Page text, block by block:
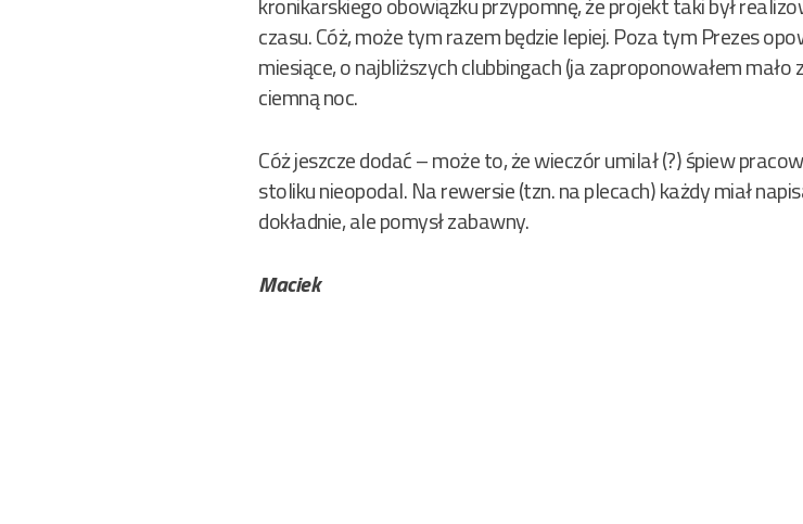
czasu. Cóż, może tym razem będzie lepiej. Poza tym Prezes
miesiące, o najbliższych clubbingach (ja zaproponowałem
ciemną noc.
Cóż jeszcze dodać – może to, że wieczór umilał (?) śpiew
stoliku nieopodal. Na rewersie (tzn. na plecach) każdy miał
dokładnie, ale pomysł zabawny.
Maciek